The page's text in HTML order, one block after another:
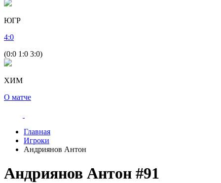
ЮГР
4:0
(0:0 1:0 3:0)
ХИМ
О матче
Главная
Игроки
Андриянов Антон
Андриянов Антон #91